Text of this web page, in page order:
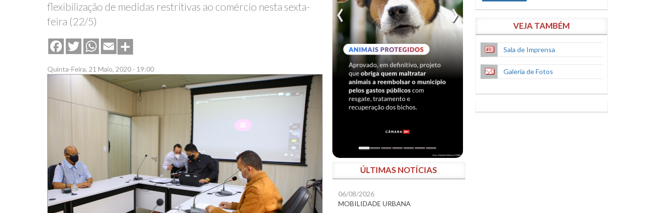
flexibilização de medidas restritivas ao comércio nesta sexta-
feira (22/5)
FacebookTwitterWhatsApp
Email
Quinta-Feira, 21 Maio, 2020 - 19:00
ÚLTIMAS NOTÍCIAS
06/08/2026
MOBILIDADE URBANA
VEJA TAMBÉM
Sala de Imprensa
Galeria de Fotos